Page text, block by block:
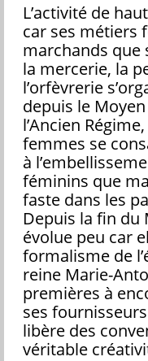
L’activité de
car ses métiers
marchands que
la mercerie, la
l’orfèvrerie
depuis le
l’Ancien
femmes se
à
féminins que
faste dans les
Depuis la fin du
évolue peu car
formalisme de
reine Marie-
premières à
ses
libère des
véritable